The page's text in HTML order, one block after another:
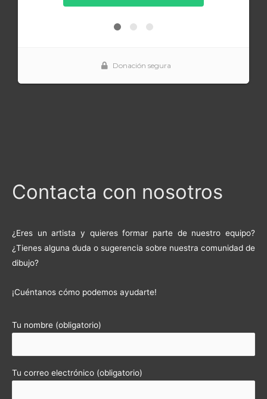
Contacta con nosotros
¿Eres un artista y quieres formar parte de nuestro equipo?
¿Tienes alguna duda o sugerencia sobre nuestra comunidad de
dibujo?
¡Cuéntanos cómo podemos ayudarte!
Tu nombre (obligatorio)
Tu correo electrónico (obligatorio)